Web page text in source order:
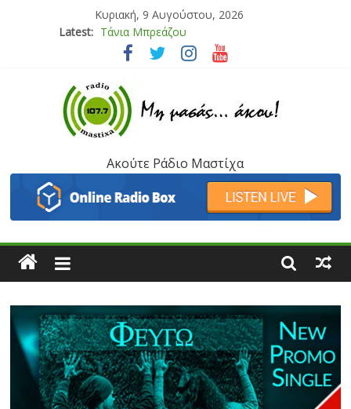
Κυριακή, 9 Αυγούστου, 2026
Latest: Bliss
Μάνος Τρυπιάς & Γιώργος Στρατάκης
Ιορδάνης Αγαπητός
Μαριάννα Μασάδη
Τάνια Μπρεάζου
Ακούτε Ράδιο Μαστίχα